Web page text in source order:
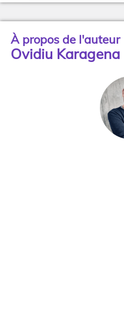
À propos de l'auteur
Ovidiu Karagena